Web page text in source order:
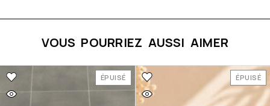
VOUS POURRIEZ AUSSI AIMER
ÉPUISÉ ÉPUISÉ